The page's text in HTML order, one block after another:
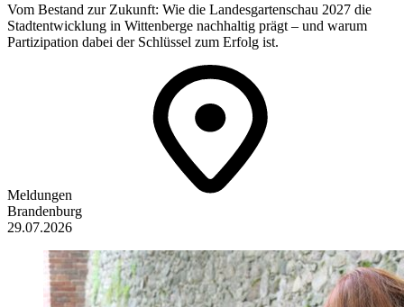
Vom Bestand zur Zukunft: Wie die Landesgartenschau 2027 die
Stadtentwicklung in Wittenberge nachhaltig prägt – und warum
Partizipation dabei der Schlüssel zum Erfolg ist.
Meldungen
Brandenburg
29.07.2026